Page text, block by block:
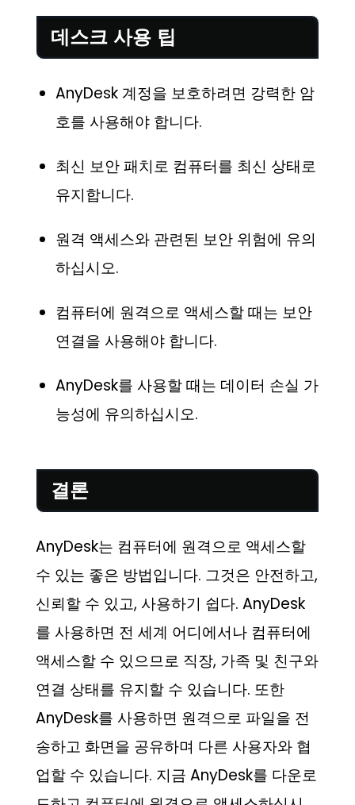
데스크 사용 팁
AnyDesk 계정을 보호하려면 강력한 암
호를 사용해야 합니다.
최신 보안 패치로 컴퓨터를 최신 상태로
유지합니다.
원격 액세스와 관련된 보안 위험에 유의
하십시오.
컴퓨터에 원격으로 액세스할 때는 보안
연결을 사용해야 합니다.
AnyDesk를 사용할 때는 데이터 손실 가
능성에 유의하십시오.
결론
AnyDesk는 컴퓨터에 원격으로 액세스할
수 있는 좋은 방법입니다. 그것은 안전하고,
신뢰할 수 있고, 사용하기 쉽다. AnyDesk
를 사용하면 전 세계 어디에서나 컴퓨터에
액세스할 수 있으므로 직장, 가족 및 친구와
연결 상태를 유지할 수 있습니다. 또한
AnyDesk를 사용하면 원격으로 파일을 전
송하고 화면을 공유하며 다른 사용자와 협
업할 수 있습니다. 지금 AnyDesk를 다운로